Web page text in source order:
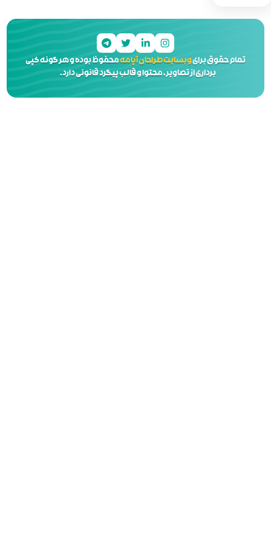
محفوظ بوده و هر گونه کپی
و قالب پیگرد قانونی دارد.